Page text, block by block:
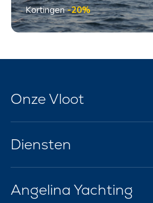
Kortingen-20%
Onze Vloot
Diensten
Angelina Yachting